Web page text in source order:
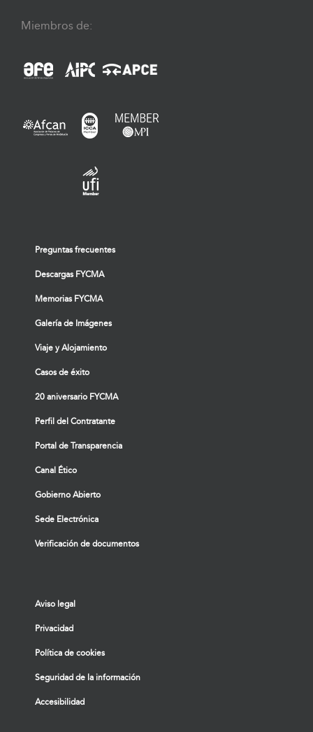
Miembros de:
Preguntas frecuentes
Descargas FYCMA
Memorias FYCMA
Galería de Imágenes
Viaje y Alojamiento
Casos de éxito
20 aniversario FYCMA
Perfil del Contratante
Portal de Transparencia
Canal Ético
Gobierno Abierto
Sede Electrónica
Verificación de documentos
Aviso legal
Privacidad
Política de cookies
Seguridad de la información
Accesibilidad